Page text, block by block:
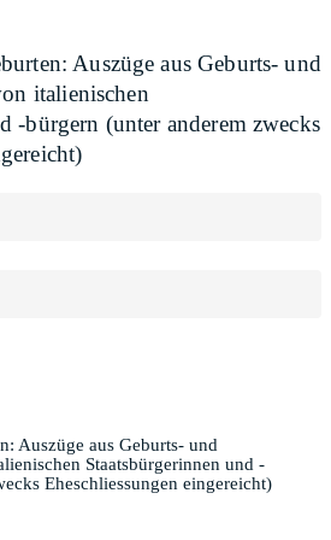
Auszüge aus Geburts- und
italienischen
-bürgern (unter anderem zwecks
Auszüge aus Geburts- und
Staatsbürgerinnen und -
Eheschliessungen eingereicht)